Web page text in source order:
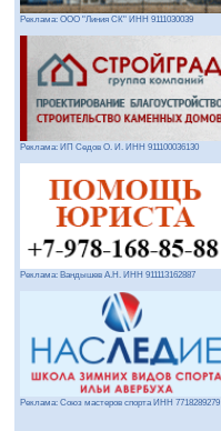
Реклама: ООО "Линия СК" ИНН 9111030039
Реклама: ИП Седов О. И. ИНН 911100036130
Реклама: Вандышев А.Н. ИНН 911113162887
Реклама: Союз мастеров спорта ИНН 7718289279